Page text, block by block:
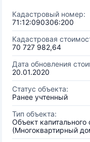
Кадастровый номер:
71:12:090306:200
Кадастровая
70 727 982,64
Дата обновления
20.01.2020
Статус объекта:
Ранее учтенный
Тип объекта:
Объект капитального
(Многоквартирный